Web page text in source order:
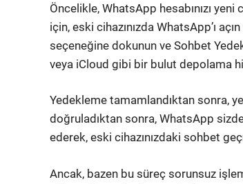
Öncelikle, WhatsApp hesabınızı
için, eski cihazınızda WhatsApp’ı
seçeneğine dokunun ve Sohbet
veya iCloud gibi bir bulut depolama
Yedekleme tamamlandıktan sonra,
doğruladıktan sonra, WhatsApp
ederek, eski cihazınızdaki sohbet
Ancak, bazen bu süreç sorunsuz